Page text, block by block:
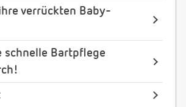
verrückten Baby-
schnelle Bartpflege